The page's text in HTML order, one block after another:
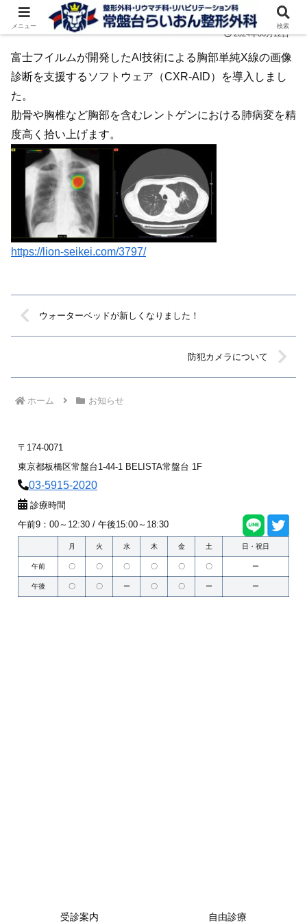
2024年06月12日
富士フイルムが開発したAI技術による胸部単純X線の画像
診断を支援するソフトウェア（CXR-AID）を導入しまし
た。
肋骨や胸椎など胸部を含むレントゲンにおける肺病変を精
度高く拾い上げます。
https://lion-seikei.com/3797/
ウォーターベッドが新しくなりました！
防犯カメラについて
ホーム お知らせ
〒174-0071
東京都板橋区常盤台1-44-1 BELISTA常盤台 1F
03-5915-2020
診療時間
午前9：00～12:30 / 午後15:00～18:30
月 火 水 木 金 土 日・祝日
午前 〇 〇 〇 〇 〇 〇 ー
午後 〇 〇 ー 〇 〇 ー ー
受診案内 自由診療
メニュー 検索